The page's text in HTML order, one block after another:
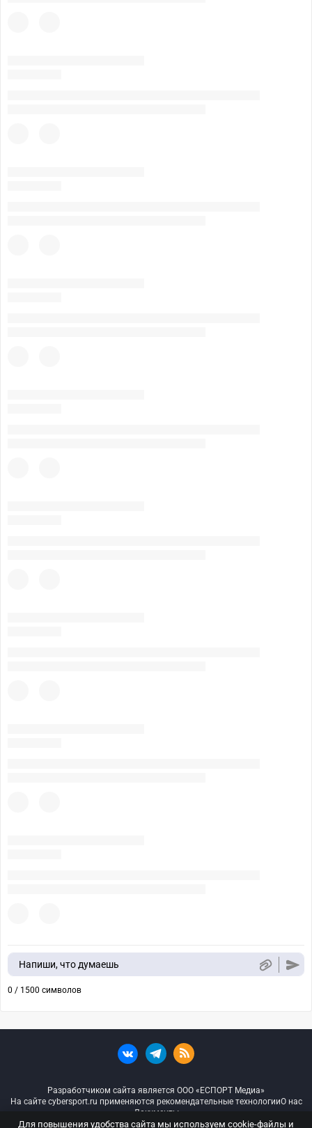
Напиши, что думаешь
0 / 1500 символов
Разработчиком сайта является ООО «ЕСПОРТ Медиа»
На сайте cybersport.ru применяются рекомендательные технологииО нас
Документы
Для повышения удобства сайта мы используем cookie-файлы и